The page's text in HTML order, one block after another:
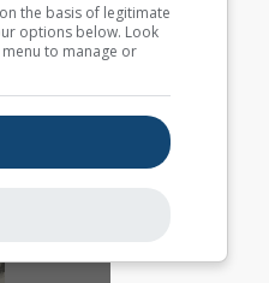
your personal data on the basis of
to by managing your options
page or in the site menu to
and cookie settings.